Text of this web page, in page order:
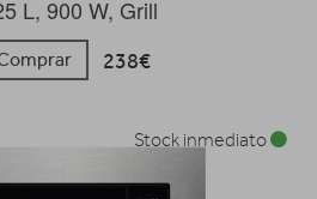
L, 900 W, Grill
238€
Stock inmediato